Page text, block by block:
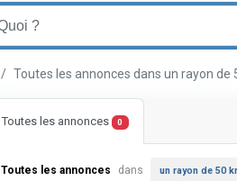
Toutes les annonces dans un rayon de
Toutes les annonces 0
Toutes les annonces dans un rayon de 50